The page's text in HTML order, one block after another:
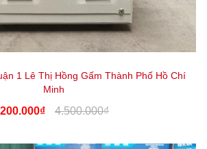
1 Lê Thị Hồng Gấm Thành Phố Hồ Chí
Minh
4.500.000₫